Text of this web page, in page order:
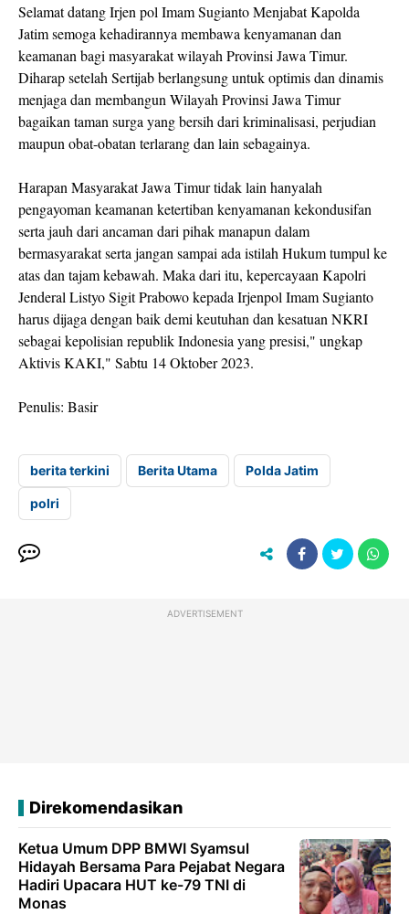
Selamat datang Irjen pol Imam Sugianto Menjabat Kapolda
Jatim semoga kehadirannya membawa kenyamanan dan
keamanan bagi masyarakat wilayah Provinsi Jawa Timur.
Diharap setelah Sertijab berlangsung untuk optimis dan dinamis
menjaga dan membangun Wilayah Provinsi Jawa Timur
bagaikan taman surga yang bersih dari kriminalisasi, perjudian
maupun obat-obatan terlarang dan lain sebagainya.
Harapan Masyarakat Jawa Timur tidak lain hanyalah
pengayoman keamanan ketertiban kenyamanan kekondusifan
serta jauh dari ancaman dari pihak manapun dalam
bermasyarakat serta jangan sampai ada istilah Hukum tumpul ke
atas dan tajam kebawah. Maka dari itu, kepercayaan Kapolri
Jenderal Listyo Sigit Prabowo kepada Irjenpol Imam Sugianto
harus dijaga dengan baik demi keutuhan dan kesatuan NKRI
sebagai kepolisian republik Indonesia yang presisi," ungkap
Aktivis KAKI," Sabtu 14 Oktober 2023.
Penulis: Basir
berita terkini Berita Utama Polda Jatim
polri
ADVERTISEMENT
Direkomendasikan
Ketua Umum DPP BMWI Syamsul
Hidayah Bersama Para Pejabat Negara
Hadiri Upacara HUT ke-79 TNI di
Monas